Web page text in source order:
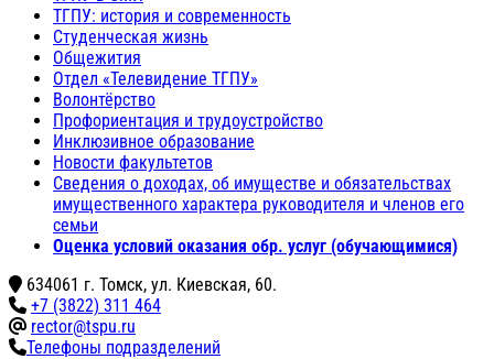
ТГПУ: история и современность
Студенческая жизнь
Общежития
Отдел «Телевидение ТГПУ»
Волонтёрство
Профориентация и трудоустройство
Инклюзивное образование
Новости факультетов
Сведения о доходах, об имуществе и обязательствах
имущественного характера руководителя и членов его
семьи
Оценка условий оказания обр. услуг (обучающимися)
634061 г. Томск, ул. Киевская, 60.
+7 (3822) 311 464
rector@tspu.ru
Телефоны подразделений